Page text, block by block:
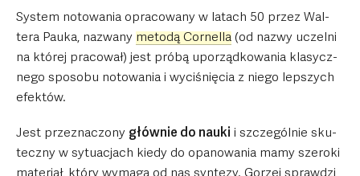
Sy­stem noto­wa­nia opra­co­wany w latach 50 przez Wal­
tera Pauka, nazwany me­todą Cor­nel­la­ (od nazwy uczelni
na któ­rej pra­co­wał) jest próbą upo­rząd­ko­wa­nia kla­sycz­
nego spo­sobu noto­wa­nia i wyci­śnię­cia z niego lep­szych
efek­tów.
Jest prze­zna­czony głów­nie do nauki­ i szcze­gól­nie sku­
teczny w sytu­acjach kiedy do opa­no­wa­nia mamy sze­roki